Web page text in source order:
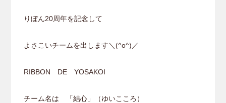
りぼん20周年を記念して
よさこいチームを出します＼(^o^)／
RIBBON DE YOSAKOI
チーム名は 「結心」（ゆいこころ）